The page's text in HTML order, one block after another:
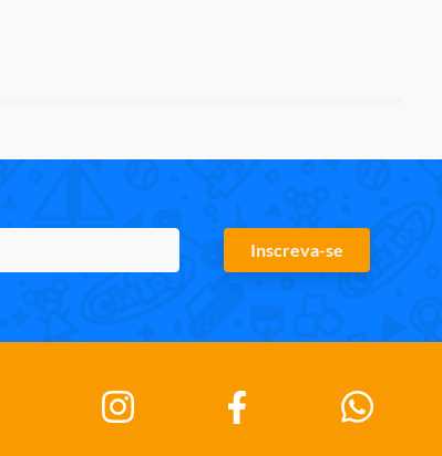
Inscreva-se